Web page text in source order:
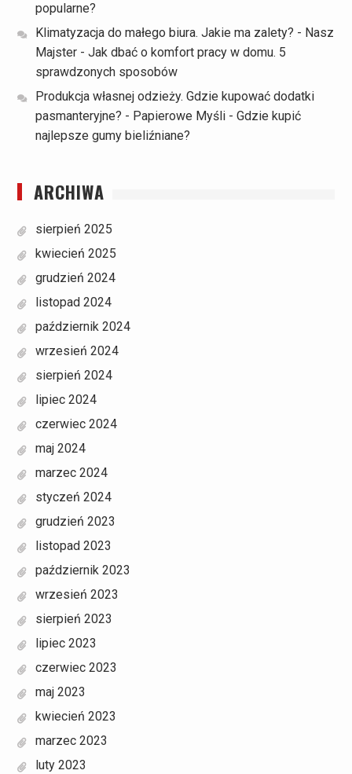
popularne?
Klimatyzacja do małego biura. Jakie ma zalety? - Nasz
Majster- Jak dbać o komfort pracy w domu. 5
sprawdzonych sposobów
Produkcja własnej odzieży. Gdzie kupować dodatki
pasmanteryjne? - Papierowe Myśli- Gdzie kupić
najlepsze gumy bieliźniane?
ARCHIWA
sierpień 2025
kwiecień 2025
grudzień 2024
listopad 2024
październik 2024
wrzesień 2024
sierpień 2024
lipiec 2024
czerwiec 2024
maj 2024
marzec 2024
styczeń 2024
grudzień 2023
listopad 2023
październik 2023
wrzesień 2023
sierpień 2023
lipiec 2023
czerwiec 2023
maj 2023
kwiecień 2023
marzec 2023
luty 2023